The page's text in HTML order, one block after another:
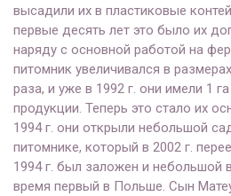
высадили их в пластиковые
первые десять лет это было их
наряду с основной работой на
питомник увеличивался в
раза, и уже в 1992 г. они имели 1
продукции. Теперь это стало их
1994 г. они открыли небольшой
питомнике, который в 2002 г.
1994 г. был заложен и небольшой
время первый в Польше. Сын